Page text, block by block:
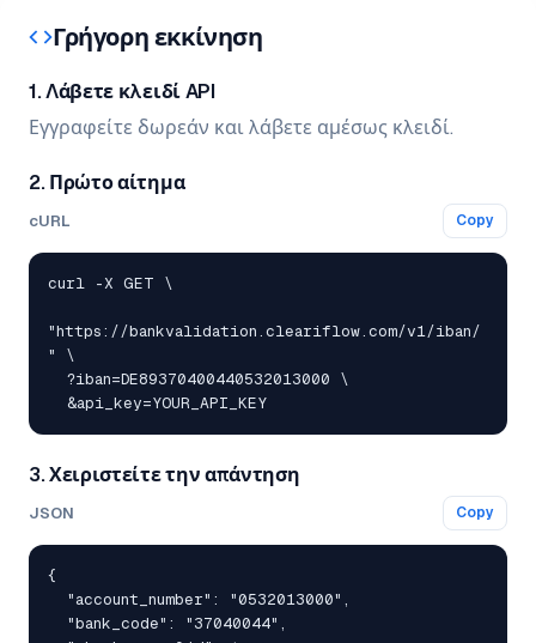
Γρήγορη εκκίνηση
1. Λάβετε κλειδί API
Εγγραφείτε δωρεάν και λάβετε αμέσως κλειδί.
2. Πρώτο αίτημα
cURL Copy
curl -X GET \
"https://bankvalidation.cleariflow.com/v1/iban/
" \
  &api_key=YOUR_API_KEY
3. Χειριστείτε την απάντηση
JSON Copy
{